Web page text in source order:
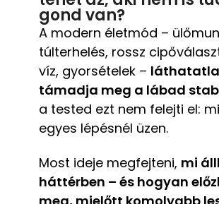
gond van?
A modern életmód –
túlterhelés, rossz
víz, gyorsételek –
támadja meg a lábad
a tested ezt nem felejti el:
egyes lépésnél üzen.
Most ideje megfejteni, mi
háttérben – és hogyan